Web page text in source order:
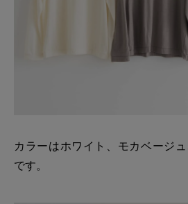
カラーはホワイト、モカベージ
です。